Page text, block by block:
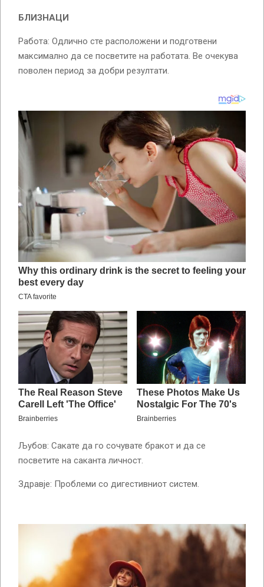
БЛИЗНАЦИ
Работа: Одлично сте расположени и подготвени
максимално да се посветите на работата. Ве очекува
поволен период за добри резултати.
Љубов: Сакате да го сочувате бракот и да се
посветите на саканта личност.
Здравје: Проблеми со дигестивниот систем.